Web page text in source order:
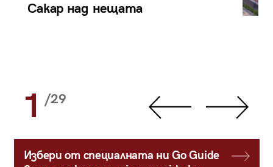
Сакар над нещата
1 /29
Избери от специалната ни Go Guide